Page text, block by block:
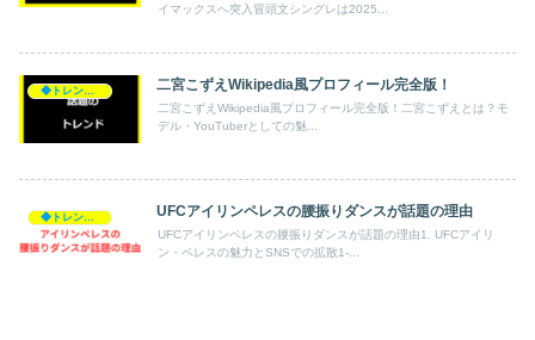
イマックスへ突入冒頭文シングレは2025...
二宮こずえWikipedia風プロフィール完全版！
二宮こずえWikipedia風プロフィール完全版！二宮こずえとは？モ
デル・YouTuberとしての魅...
UFCアイリンペレスの腰振りダンスが話題の理由
UFCアイリンペレスの腰振りダンスが話題の理由1. UFCアイリ
ン・ペレスの魅力とSNSでの拡散1-...